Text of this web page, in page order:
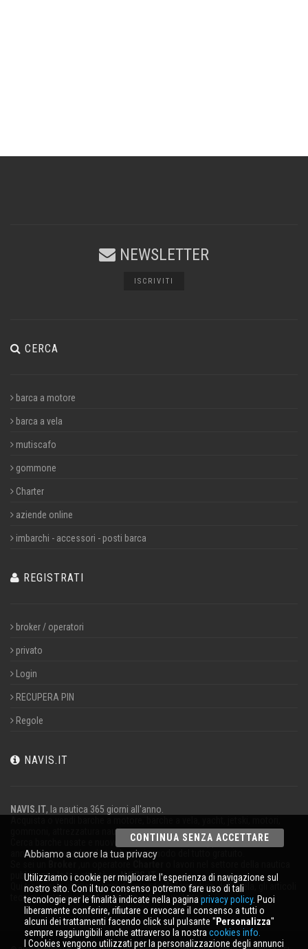
NEWSLETTER
ISCRIVITI
CERCA
barca a motore
barca a vela
mutiscafo
gommone
Charter
aziende online
imbarchi - accessori - posti barca
REGISTRATI
broker / operatori
privato
Login
RECUPERA PIN
Regole
NAVIS.IT
NAVIS.IT, la nautica 365 giorni all'anno.
gommoni, attrezzatura nautica.
Cerca barche usate e nuove nel nostro database oppure pubblica un
annuncio per vendere la tua barca in modo del tutto gratuito.
pubblicizza la tua attività suNAVIS.IT
Qui troverai le ultime notizie dal mondo della nautica, della vela, gli articoli
tecnici; resta aggiornato con la nostra newsletter.
CONTINUA SENZA ACCETTARE
Abbiamo a cuore la tua privacy
Utilizziamo i cookie per migliorare l'esperienza di navigazione sul
nostro sito. Con il tuo consenso potremo fare uso di tali
tecnologie per le finalità indicate nella pagina privacy policy. Puoi
liberamente conferire, rifiutare o revocare il consenso a tutti o
alcuni dei trattamenti facendo click sul pulsante '' Personalizza''
sempre raggiungibili anche attraverso la nostra cookies info.
I Cookies vengono utilizzati per la personalizzazione degli annunci